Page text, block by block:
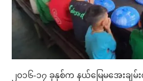
၂၀၁၆-၁၇ ခုနှစ်က နယ်မြေမအေးချ